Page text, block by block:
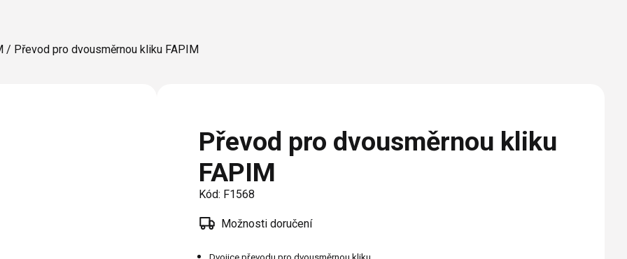
Ocelová okna a dveře
/ Převod pro dvousměrnou kliku FAPIM
Převod pro dvousměrnou kliku
FAPIM
Kód: F1568
Možnosti doručení